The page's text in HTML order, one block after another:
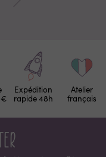
€
Expédition
rapide 48h
Atelier
français